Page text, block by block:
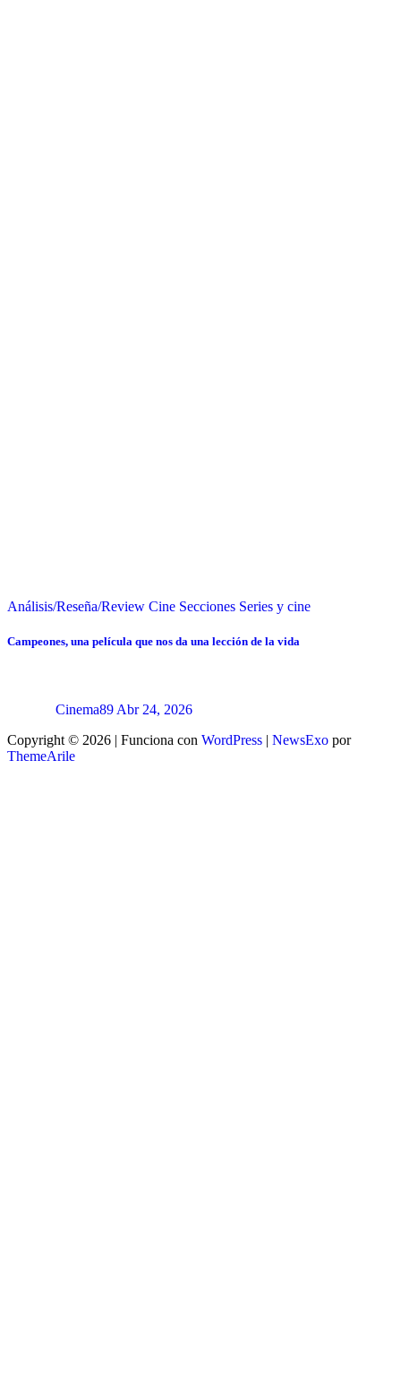
Análisis/Reseña/Review Cine Secciones Series y cine
Campeones, una película que nos da una lección de la vida
Cinema89 Abr 24, 2026
Copyright © 2026 | Funciona con WordPress | NewsExo por
ThemeArile